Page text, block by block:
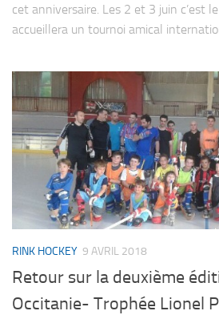
cet anniversaire. Les 2 et 3 juin c’est
accueillera un tournoi amical
RINK HOCKEY 9 AVRIL 2018
Retour sur la deuxième
Occitanie- Trophée Lionel